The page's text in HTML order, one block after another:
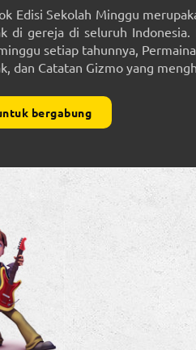
Edisi Sekolah Minggu
di gereja di seluruh
setiap tahunnya,
dan Catatan Gizmo yang
bergabung